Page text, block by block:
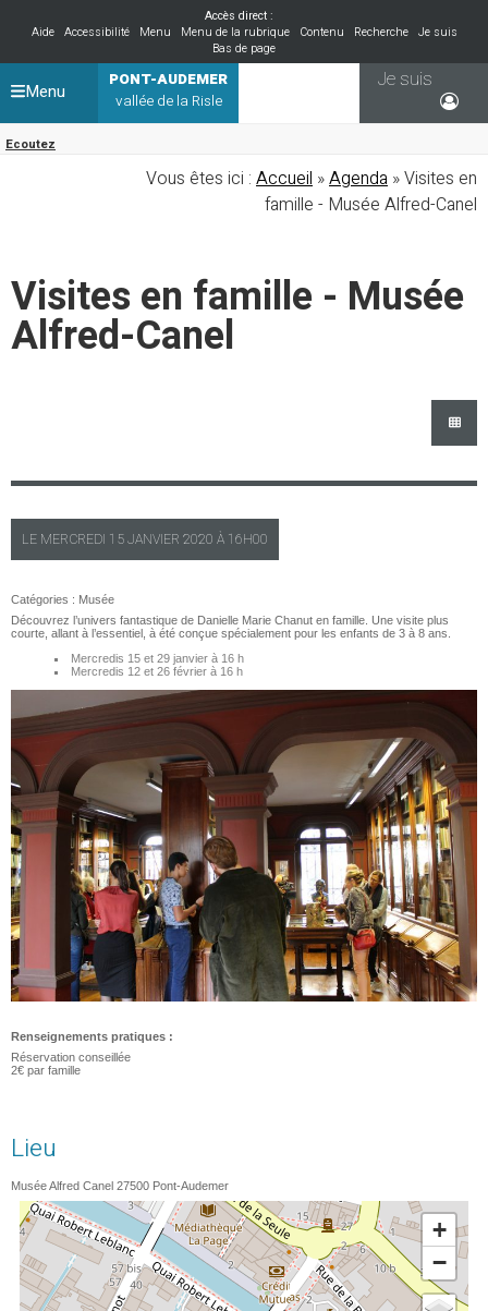
Accès direct :
Aide
Accessibilité Menu Menu de la rubrique Contenu Recherche
Je suis
Bas de page
PONT-AUDEMER
vallée de la Risle
Ecoutez
Je suis
Menu
Vous êtes ici : Accueil »Agenda » Visites en
famille - Musée Alfred-Canel
Visites en famille - Musée
Alfred-Canel
LE MERCREDI 15 JANVIER 2020 À 16H00
Catégories : Musée
Découvrez l’univers fantastique de Danielle Marie Chanut en famille. Une visite plus
courte, allant à l’essentiel, à été conçue spécialement pour les enfants de 3 à 8 ans.
Mercredis 15 et 29 janvier à 16 h
Mercredis 12 et 26 février à 16 h
Renseignements pratiques :
Réservation conseillée
2€ par famille
Lieu
Musée Alfred Canel 27500 Pont-Audemer
+
−